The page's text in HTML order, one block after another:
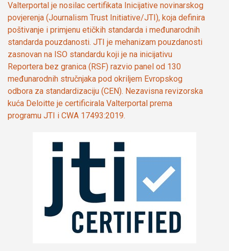
Valterportal je nosilac certifikata Inicijative novinarskog
povjerenja (Journalism Trust Initiative/JTI), koja definira
poštivanje i primjenu etičkih standarda i međunarodnih
standarda pouzdanosti. JTI je mehanizam pouzdanosti
zasnovan na ISO standardu koji je na inicijativu
Reportera bez granica (RSF) razvio panel od 130
međunarodnih stručnjaka pod okriljem Evropskog
odbora za standardizaciju (CEN). Nezavisna revizorska
kuća Deloitte je certificirala Valterportal prema
programu JTI i CWA 17493:2019.